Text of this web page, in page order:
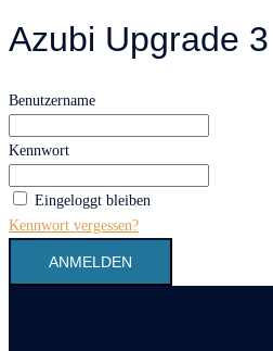
Azubi Upgrade
Benutzername
Kennwort
Eingeloggt bleiben
Kennwort vergessen?